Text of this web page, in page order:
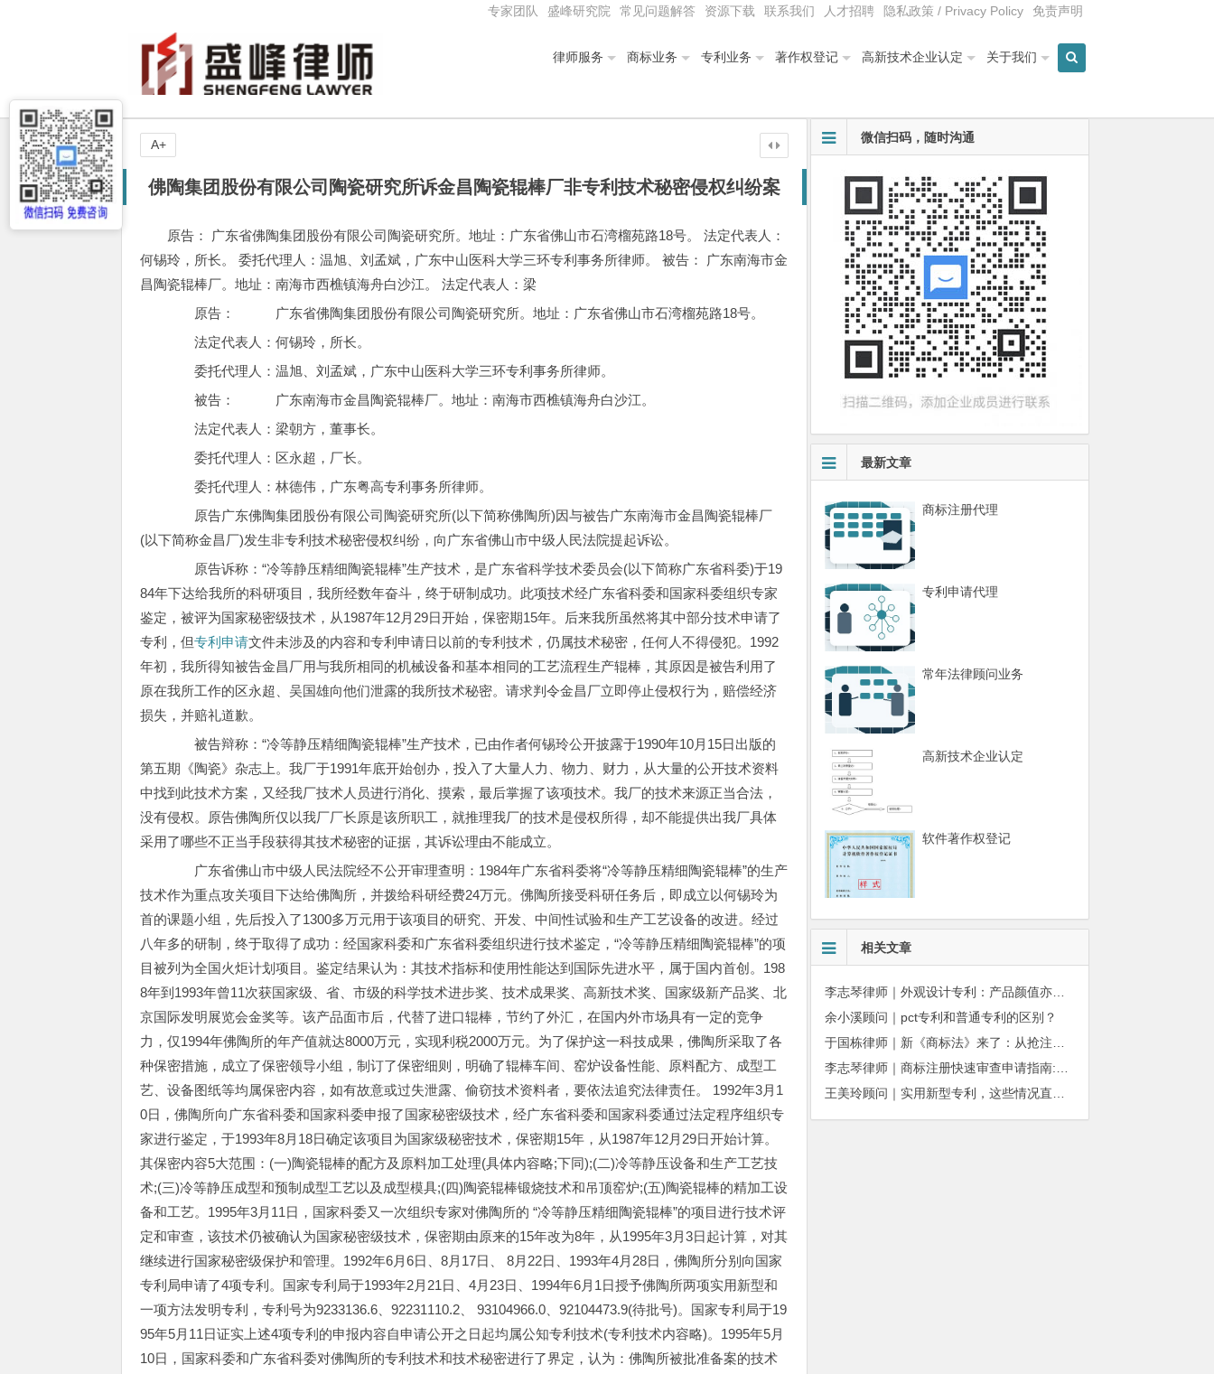
专家团队 盛峰研究院 常见问题解答 资源下载 联系我们 人才招聘 隐私政策 / Privacy Policy 免责声明
律师服务 商标业务 专利业务 著作权登记 高新技术企业认定 关于我们
佛陶集团股份有限公司陶瓷研究所诉金昌陶瓷辊棒厂非专利技术秘密侵权纠纷案
原告： 广东省佛陶集团股份有限公司陶瓷研究所。地址：广东省佛山市石湾榴苑路18号。 法定代表人：
何锡玲，所长。 委托代理人：温旭、刘孟斌，广东中山医科大学三环专利事务所律师。 被告： 广东南海市金
昌陶瓷辊棒厂。地址：南海市西樵镇海舟白沙江。 法定代表人：梁
原告： 广东省佛陶集团股份有限公司陶瓷研究所。地址：广东省佛山市石湾榴苑路18号。
法定代表人：何锡玲，所长。
委托代理人：温旭、刘孟斌，广东中山医科大学三环专利事务所律师。
被告： 广东南海市金昌陶瓷辊棒厂。地址：南海市西樵镇海舟白沙江。
法定代表人：梁朝方，董事长。
委托代理人：区永超，厂长。
委托代理人：林德伟，广东粤高专利事务所律师。
原告广东佛陶集团股份有限公司陶瓷研究所(以下简称佛陶所)因与被告广东南海市金昌陶瓷辊棒厂
(以下简称金昌厂)发生非专利技术秘密侵权纠纷，向广东省佛山市中级人民法院提起诉讼。
原告诉称：“冷等静压精细陶瓷辊棒”生产技术，是广东省科学技术委员会(以下简称广东省科委)于19
84年下达给我所的科研项目，我所经数年奋斗，终于研制成功。此项技术经广东省科委和国家科委组织专家
鉴定，被评为国家秘密级技术，从1987年12月29日开始，保密期15年。后来我所虽然将其中部分技术申请了
专利，但专利申请文件未涉及的内容和专利申请日以前的专利技术，仍属技术秘密，任何人不得侵犯。1992
年初，我所得知被告金昌厂用与我所相同的机械设备和基本相同的工艺流程生产辊棒，其原因是被告利用了
原在我所工作的区永超、吴国雄向他们泄露的我所技术秘密。请求判令金昌厂立即停止侵权行为，赔偿经济
损失，并赔礼道歉。
被告辩称：“冷等静压精细陶瓷辊棒”生产技术，已由作者何锡玲公开披露于1990年10月15日出版的
第五期《陶瓷》杂志上。我厂于1991年底开始创办，投入了大量人力、物力、财力，从大量的公开技术资料
中找到此技术方案，又经我厂技术人员进行消化、摸索，最后掌握了该项技术。我厂的技术来源正当合法，
没有侵权。原告佛陶所仅以我厂厂长原是该所职工，就推理我厂的技术是侵权所得，却不能提供出我厂具体
采用了哪些不正当手段获得其技术秘密的证据，其诉讼理由不能成立。
广东省佛山市中级人民法院经不公开审理查明：1984年广东省科委将“冷等静压精细陶瓷辊棒”的生产
技术作为重点攻关项目下达给佛陶所，并拨给科研经费24万元。佛陶所接受科研任务后，即成立以何锡玲为
首的课题小组，先后投入了1300多万元用于该项目的研究、开发、中间性试验和生产工艺设备的改进。经过
八年多的研制，终于取得了成功：经国家科委和广东省科委组织进行技术鉴定，“冷等静压精细陶瓷辊棒”的项
目被列为全国火炬计划项目。鉴定结果认为：其技术指标和使用性能达到国际先进水平，属于国内首创。198
8年到1993年曾11次获国家级、省、市级的科学技术进步奖、技术成果奖、高新技术奖、国家级新产品奖、北
京国际发明展览会金奖等。该产品面市后，代替了进口辊棒，节约了外汇，在国内外市场具有一定的竞争
力，仅1994年佛陶所的年产值就达8000万元，实现利税2000万元。为了保护这一科技成果，佛陶所采取了各
种保密措施，成立了保密领导小组，制订了保密细则，明确了辊棒车间、窑炉设备性能、原料配方、成型工
艺、设备图纸等均属保密内容，如有故意或过失泄露、偷窃技术资料者，要依法追究法律责任。 1992年3月1
0日，佛陶所向广东省科委和国家科委申报了国家秘密级技术，经广东省科委和国家科委通过法定程序组织专
家进行鉴定，于1993年8月18日确定该项目为国家级秘密技术，保密期15年，从1987年12月29日开始计算。
其保密内容5大范围：(一)陶瓷辊棒的配方及原料加工处理(具体内容略;下同);(二)冷等静压设备和生产工艺技
术;(三)冷等静压成型和预制成型工艺以及成型模具;(四)陶瓷辊棒锻烧技术和吊顶窑炉;(五)陶瓷辊棒的精加工设
备和工艺。1995年3月11日，国家科委又一次组织专家对佛陶所的 “冷等静压精细陶瓷辊棒”的项目进行技术评
定和审查，该技术仍被确认为国家秘密级技术，保密期由原来的15年改为8年，从1995年3月3日起计算，对其
继续进行国家秘密级保护和管理。1992年6月6日、8月17日、 8月22日、1993年4月28日，佛陶所分别向国家
专利局申请了4项专利。国家专利局于1993年2月21日、4月23日、1994年6月1日授予佛陶所两项实用新型和
一项方法发明专利，专利号为9233136.6、92231110.2、 93104966.0、92104473.9(待批号)。国家专利局于19
95年5月11日证实上述4项专利的申报内容自申请公开之日起均属公知专利技术(专利技术内容略)。1995年5月
10日，国家科委和广东省科委对佛陶所的专利技术和技术秘密进行了界定，认为：佛陶所被批准备案的技术
A+ 微信扫码，随时沟通
最新文章
商标注册代理
专利申请代理
常年法律顾问业务
高新技术企业认定
软件著作权登记
相关文章
李志琴律师｜外观设计专利：产品颜值亦是企业核心商业壁垒
余小溪顾问｜pct专利和普通专利的区别？